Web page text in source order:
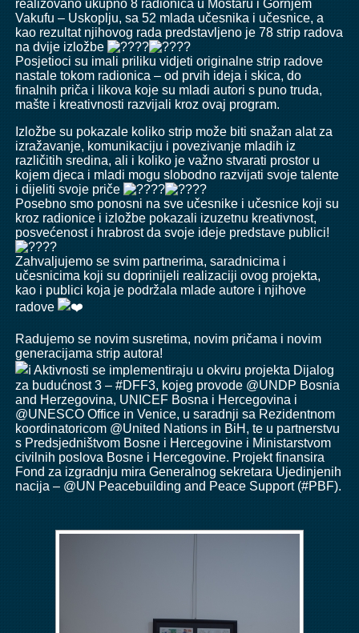
realizovano ukupno 8 radionica u Mostaru i Gornjem
Vakufu – Uskoplju, sa 52 mlada učesnika i učesnice, a
kao rezultat njihovog rada predstavljeno je 78 strip radova
na dvije izložbe
Posjetioci su imali priliku vidjeti originalne strip radove
nastale tokom radionica – od prvih ideja i skica, do
finalnih priča i likova koje su mladi autori s puno truda,
mašte i kreativnosti razvijali kroz ovaj program.
Izložbe su pokazale koliko strip može biti snažan alat za
izražavanje, komunikaciju i povezivanje mladih iz
različitih sredina, ali i koliko je važno stvarati prostor u
kojem djeca i mladi mogu slobodno razvijati svoje talente
i dijeliti svoje priče
Posebno smo ponosni na sve učesnike i učesnice koji su
kroz radionice i izložbe pokazali izuzetnu kreativnost,
posvećenost i hrabrost da svoje ideje predstave publici!
Zahvaljujemo se svim partnerima, saradnicima i
učesnicima koji su doprinijeli realizaciji ovog projekta,
kao i publici koja je podržala mlade autore i njihove
radove
Radujemo se novim susretima, novim pričama i novim
generacijama strip autora!
Aktivnosti se implementiraju u okviru projekta Dijalog
za budućnost 3 – #DFF3, kojeg provode @UNDP Bosnia
and Herzegovina, UNICEF Bosna i Hercegovina i
@UNESCO Office in Venice, u saradnji sa Rezidentnom
koordinatoricom @United Nations in BiH, te u partnerstvu
s Predsjedništvom Bosne i Hercegovine i Ministarstvom
civilnih poslova Bosne i Hercegovine. Projekt finansira
Fond za izgradnju mira Generalnog sekretara Ujedinjenih
nacija – @UN Peacebuilding and Peace Support (#PBF).